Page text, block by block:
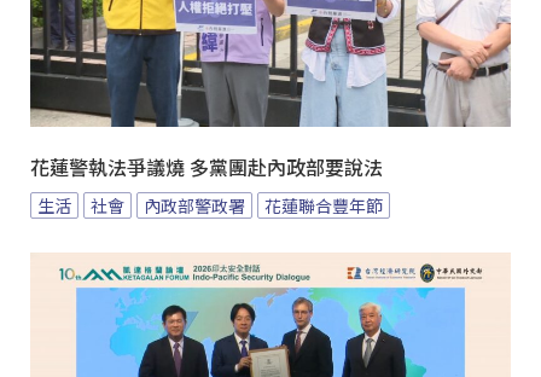
花蓮警執法爭議燒 多黨團赴內政部要說法
生活 社會 內政部警政署 花蓮聯合豐年節